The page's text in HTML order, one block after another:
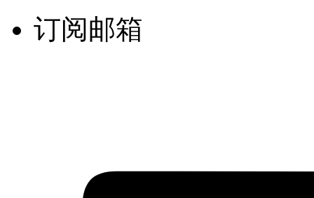
订阅邮箱